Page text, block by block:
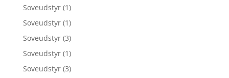
Soveudstyr (1)
Soveudstyr (1)
Soveudstyr (3)
Soveudstyr (1)
Soveudstyr (3)